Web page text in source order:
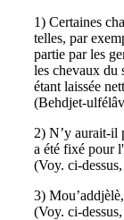
1) Certaines
telles, par
partie par les
les chevaux du
étant laissée
(Behdjet-
2) N’y aurait-il
a été fixé pour
(Voy. ci-
3)
(Voy. ci-